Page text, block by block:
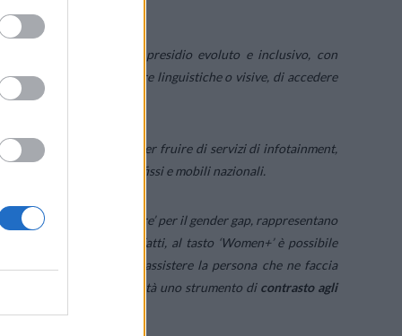
rappresentano un presidio evoluto e inclusivo, con
motorie, barriere linguistiche o visive, di accedere
veloce.
digitale’ per poter fruire di servizi di infotainment,
gratuite verso numeri fissi e mobili nazionali.
parità non può aspettare’ per il gender gap, rappresentano
rischio. Grazie, infatti, al tasto ‘Women+’ è possibile
segnalare, gestire ed assistere la persona che ne faccia
della collettività uno strumento di contrasto agli